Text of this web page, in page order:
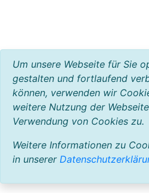
Um unsere Webseite für Sie
gestalten und fortlaufend
können, verwenden wir
weitere Nutzung der
Verwendung von Cookies zu.
Weitere Informationen zu
in unserer